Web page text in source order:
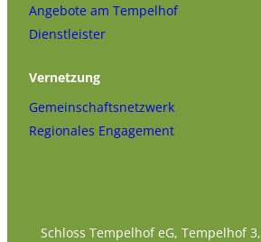
Angebote am Tempelhof
Dienstleister
Vernetzung
Gemeinschaftsnetzwerk
Regionales Engagement
Schloss Tempelhof eG, Tempelhof 3,